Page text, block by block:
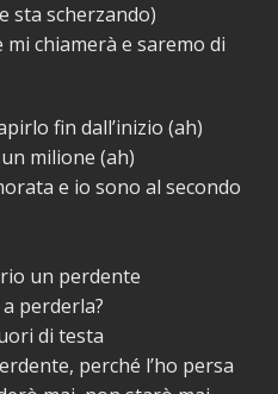
sta scherzando)
chiamerà e saremo di
fin dall’inizio (ah)
milione (ah)
e io sono al secondo
un perdente
perderla?
di testa
perché l’ho persa